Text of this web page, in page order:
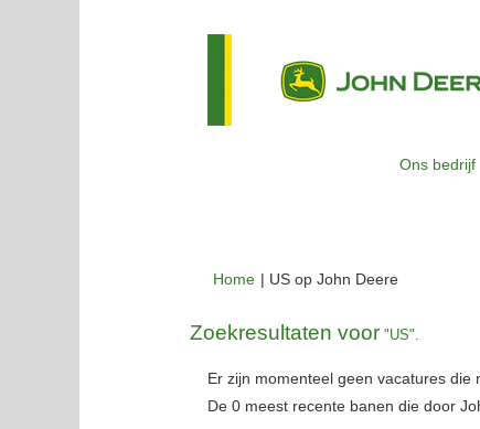
Ons bedrijf
Home | US op John Deere(huidige
Zoekresultaten voor "US".
Er zijn momenteel geen vacatures die
De 0 meest recente banen die door